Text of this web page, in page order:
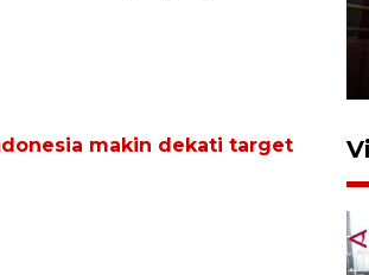
makin dekati target